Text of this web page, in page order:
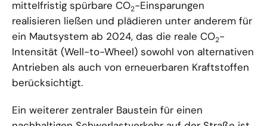
mittelfristig spürbare CO2-Einsparungen
realisieren ließen und plädieren unter anderem für
ein Mautsystem ab 2024, das die reale CO2-
Intensität (Well-to-Wheel) sowohl von alternativen
Antrieben als auch von erneuerbaren Kraftstoffen
berücksichtigt.
Ein weiterer zentraler Baustein für einen